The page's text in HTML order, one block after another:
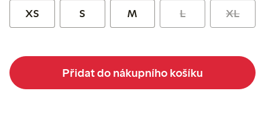
XS S M L XL
Přidat do nákupního košíku